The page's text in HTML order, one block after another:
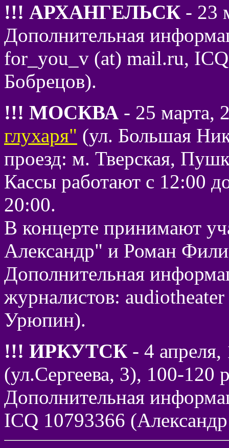
!!! АРХАНГЕЛЬСК - 23
Дополнительная
for_you_v (at) mail.ru,
Бобрецов).
!!! МОСКВА - 25 марта,
глухаря" (ул. Большая
проезд: м. Тверская,
Кассы работают с 12:00
20:00.
В концерте принимают
Александр" и Роман
Дополнительная
журналистов:
Урюпин).
!!! ИРКУТСК - 4
(ул.Сергеева, 3), 100-120
Дополнительная
ICQ 10793366